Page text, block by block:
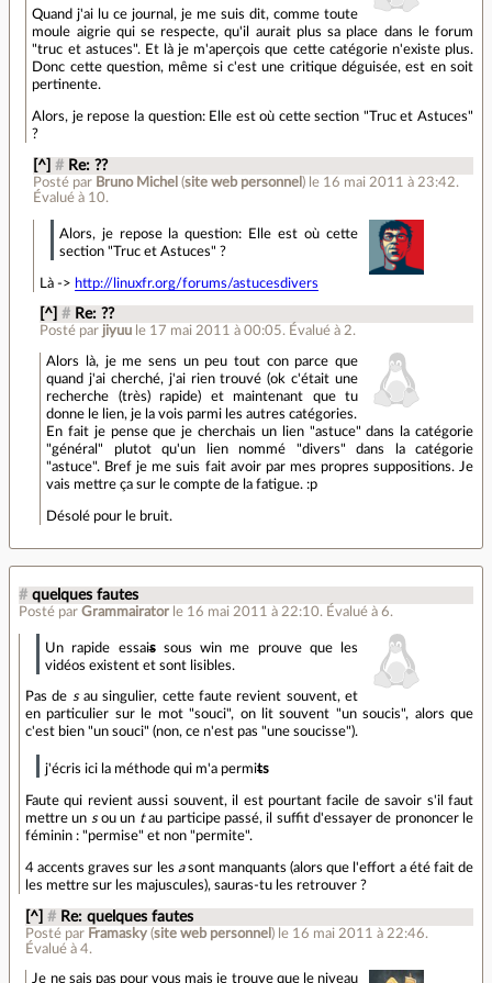
Quand j'ai lu ce journal, je me suis dit, comme toute
moule aigrie qui se respecte, qu'il aurait plus sa place dans le forum
"truc et astuces". Et là je m'aperçois que cette catégorie n'existe plus.
Donc cette question, même si c'est une critique déguisée, est en soit
pertinente.
Alors, je repose la question: Elle est où cette section "Truc et Astuces"
?
[^] # Re: ??
Posté par Bruno Michel (site web personnel ) le 16 mai 2011 à 23:42.
Évalué à 10.
Alors, je repose la question: Elle est où cette
section "Truc et Astuces" ?
Là -> http://linuxfr.org/forums/astucesdivers
[^] # Re: ??
Posté par jiyuu le 17 mai 2011 à 00:05. Évalué à 2.
Alors là, je me sens un peu tout con parce que
quand j'ai cherché, j'ai rien trouvé (ok c'était une
recherche (très) rapide) et maintenant que tu
donne le lien, je la vois parmi les autres catégories.
En fait je pense que je cherchais un lien "astuce" dans la catégorie
"général" plutot qu'un lien nommé "divers" dans la catégorie
"astuce". Bref je me suis fait avoir par mes propres suppositions. Je
vais mettre ça sur le compte de la fatigue. :p
Désolé pour le bruit.
# quelques fautes
Posté par Grammairator le 16 mai 2011 à 22:10. Évalué à 6.
Un rapide essaissous win me prouve que les
vidéos existent et sont lisibles.
Pas de sau singulier, cette faute revient souvent, et
en particulier sur le mot "souci", on lit souvent "un soucis", alors que
c'est bien "un souci" (non, ce n'est pas "une soucisse").
j'écris ici la méthode qui m'a permits
Faute qui revient aussi souvent, il est pourtant facile de savoir s'il faut
mettre un sou un tau participe passé, il suffit d'essayer de prononcer le
féminin : "permise" et non "permite".
4 accents graves sur les asont manquants (alors que l'effort a été fait de
les mettre sur les majuscules), sauras-tu les retrouver ?
[^] # Re: quelques fautes
Posté par Framasky (site web personnel ) le 16 mai 2011 à 22:46.
Évalué à4.
Je ne sais pas pour vous mais je trouve que le niveau